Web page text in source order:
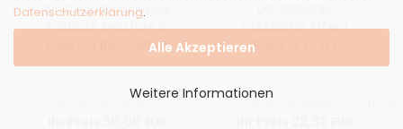
Datenschutzerklärung.
Alle Akzeptieren
Weitere Informationen
Biodroga Bioscience
Institute Moisture &
Balance Basic Moist
Fluid 30 ml
CLEANSING Effect
Peeling 75 ml